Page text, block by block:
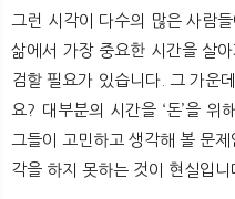
그런 시각이 다수의 많은 사람
삶에서 가장 중요한 시간을 살
검할 필요가 있습니다. 그 가운
요? 대부분의 시간을 ‘돈’을 위
그들이 고민하고 생각해 볼 문
각을 하지 못하는 것이 현실입니